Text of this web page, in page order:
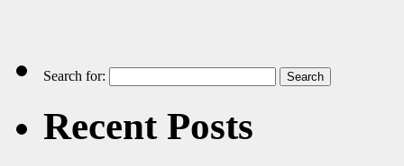
Search for:
Recent Posts